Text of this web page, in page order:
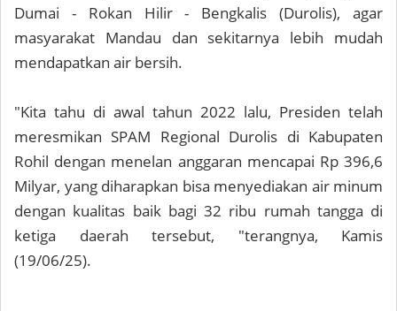
Dumai - Rokan Hilir - Bengkalis (Durolis), agar
masyarakat Mandau dan sekitarnya lebih mudah
mendapatkan air bersih.
"Kita tahu di awal tahun 2022 lalu, Presiden telah
meresmikan SPAM Regional Durolis di Kabupaten
Rohil dengan menelan anggaran mencapai Rp 396,6
Milyar, yang diharapkan bisa menyediakan air minum
dengan kualitas baik bagi 32 ribu rumah tangga di
ketiga daerah tersebut, "terangnya, Kamis
(19/06/25).